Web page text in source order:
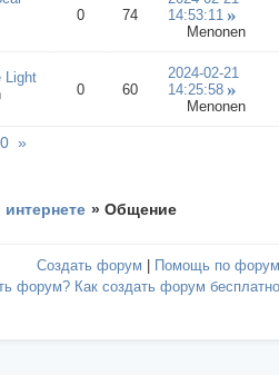
0 74
14:53:11
Menonen
Light
0 60
2024-02-21
14:25:58
Menonen
»
»Общение
Создать форум Помощь по